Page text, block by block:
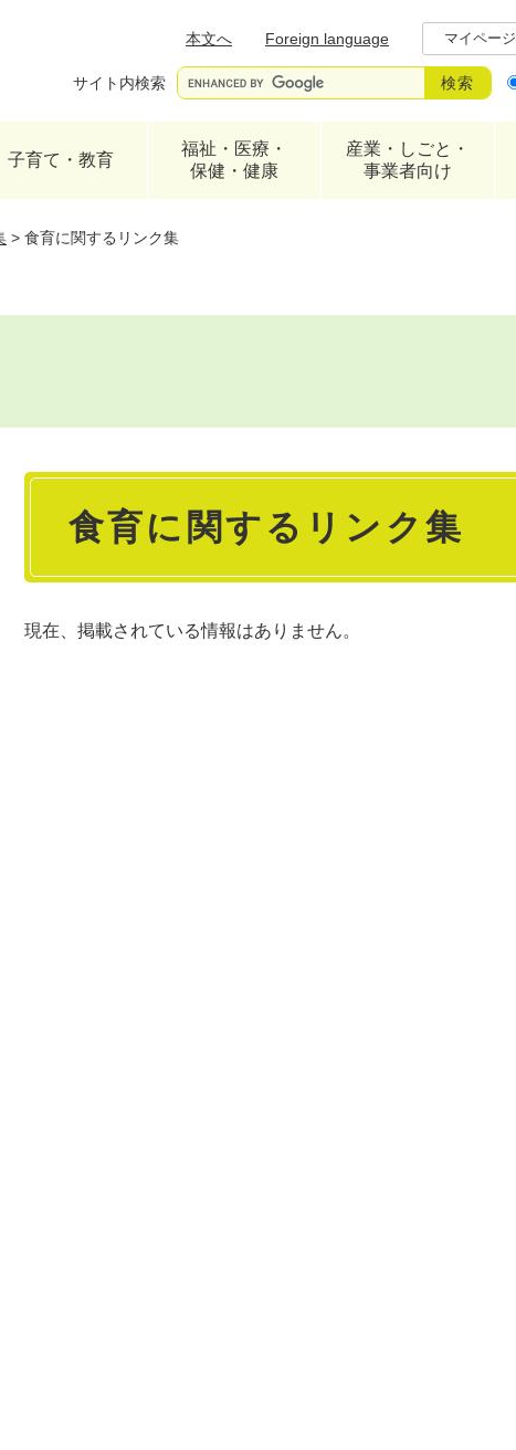
本文へ
Foreign language マイページ
サイト内検索
子育て・教育
福祉・医療・
保健・健康
産業・しごと・
事業者向け
> 食育に関するリンク集
本
食育に関するリンク集
現在、掲載されている情報はありません。